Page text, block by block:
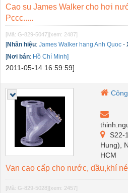
Cao su James Walker cho hơi
Pccc.....
[Mã: G-829-5047][xem: 2487]
[Nhãn hiệu: James Walker hang Anh Quoc -
[Nơi bán: Hồ Chí Minh]
2011-05-14 16:59:59]
S22-
Hung),
HCM
Van cao cấp cho nước, dầu,khí
[Mã: G-829-5028][xem: 2457]